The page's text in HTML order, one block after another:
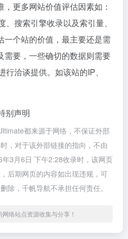
更多网站价值评估因素如：
搜索引擎收录以及索引量、
一个站的价值，最主要还是需
需要，一些确切的数据则需要
洽谈提供。如该站的IP、
别声明
都来源于网络，不保证外部
，对于该外部链接的指向，不由
3月6日 下午2:28收录时，该网页
后期网页的内容如出现违规，可
除，千帆导航不承担任何责任。
络站点资源收集与分享！